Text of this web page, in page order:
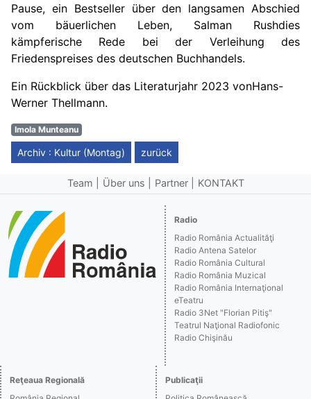
Pause, ein Bestseller über den langsamen Abschied
vom bäuerlichen Leben, Salman Rushdies
kämpferische Rede bei der Verleihung des
Friedenspreises des deutschen Buchhandels.
Ein Rückblick über das Literaturjahr 2023 vonHans-
Werner Thellmann.
Imola Munteanu
Archiv : Kultur (Montag) zurück
Team Über uns Partner KONTAKT
Radio
Radio România Actualităţi
Radio Antena Satelor
Radio România Cultural
Radio România Muzical
Radio România Internaţional
eTeatru
Radio 3Net "Florian Pitiş"
Teatrul Naţional Radiofonic
Radio Chişinău
Reţeaua Regională
Publicaţii